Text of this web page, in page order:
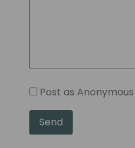
Post as Anonymous
Send